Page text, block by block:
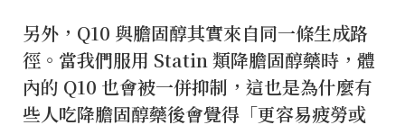
另外，Q10 與膽固醇其實來自同一條生成路
徑。當我們服用 Statin 類降膽固醇藥時，體
內的 Q10 也會被一併抑制，這也是為什麼有
些人吃降膽固醇藥後會覺得「更容易疲勞或